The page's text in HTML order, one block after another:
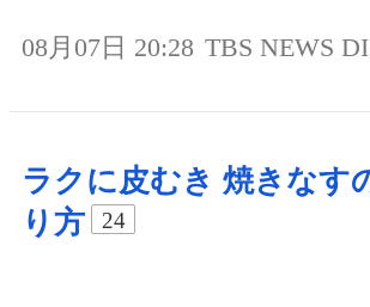
08月07日 20:28 TBS NEWS
ラクに皮むき 焼きなす
り方
24